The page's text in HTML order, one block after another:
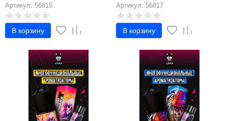
Артикул: 56815
В корзину
Артикул: 56817
В корзину